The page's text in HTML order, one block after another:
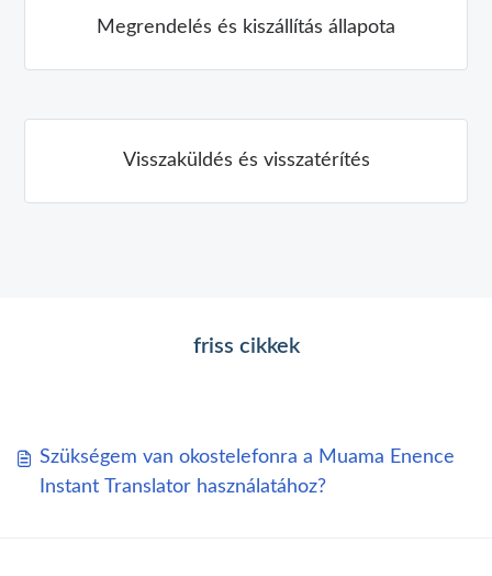
Megrendelés és kiszállítás állapota
Visszaküldés és visszatérítés
friss cikkek
Szükségem van okostelefonra a Muama Enence
Instant Translator használatához?